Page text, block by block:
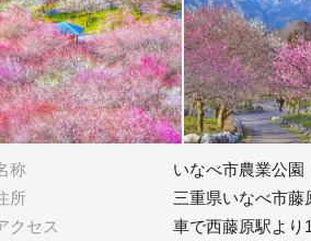
称
いなべ市農業公園
所
三重県いなべ市藤
クセス
車で西藤原駅より